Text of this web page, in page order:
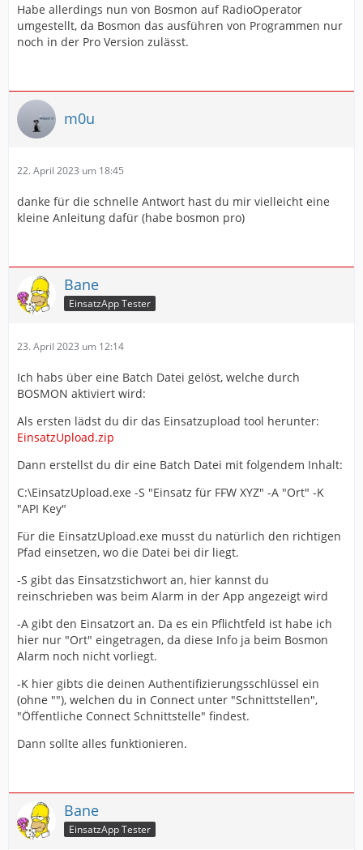
Habe allerdings nun von Bosmon auf RadioOperator
umgestellt, da Bosmon das ausführen von Programmen nur
noch in der Pro Version zulässt.
m0u
22. April 2023 um 18:45
danke für die schnelle Antwort hast du mir vielleicht eine
kleine Anleitung dafür (habe bosmon pro)
Bane
EinsatzApp Tester
23. April 2023 um 12:14
Ich habs über eine Batch Datei gelöst, welche durch
BOSMON aktiviert wird:
Als ersten lädst du dir das Einsatzupload tool herunter:
EinsatzUpload.zip
Dann erstellst du dir eine Batch Datei mit folgendem Inhalt:
C:\EinsatzUpload.exe -S "Einsatz für FFW XYZ" -A "Ort" -K
"API Key"
Für die EinsatzUpload.exe musst du natürlich den richtigen
Pfad einsetzen, wo die Datei bei dir liegt.
-S gibt das Einsatzstichwort an, hier kannst du
reinschrieben was beim Alarm in der App angezeigt wird
-A gibt den Einsatzort an. Da es ein Pflichtfeld ist habe ich
hier nur "Ort" eingetragen, da diese Info ja beim Bosmon
Alarm noch nicht vorliegt.
-K hier gibts die deinen Authentifizierungsschlüssel ein
(ohne ""), welchen du in Connect unter "Schnittstellen",
"Öffentliche Connect Schnittstelle" findest.
Dann sollte alles funktionieren.
Bane
EinsatzApp Tester